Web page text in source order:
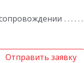
Отправить заявку
Отправить заявку